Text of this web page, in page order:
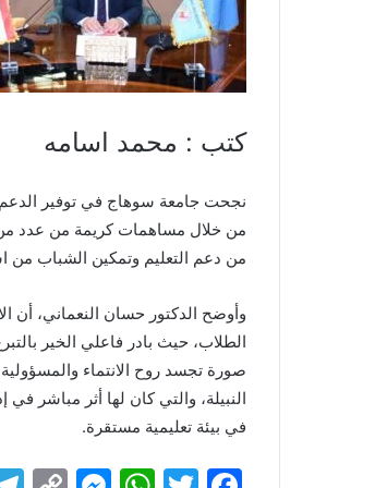
o
k
p
g
er
k
كتب : محمد اسامه
نجحت جامعة سوهاج في توفير الدعم
من خلال مساهمات كريمة من عدد من
من دعم التعليم وتمكين الشباب من
وأوضح الدكتور حسان النعماني، أن
الطلاب، حيث بادر فاعلي الخير
صورة تجسد روح الانتماء
النبيلة، والتي كان لها أثر مباشر
في بيئة تعليمية مستقرة.